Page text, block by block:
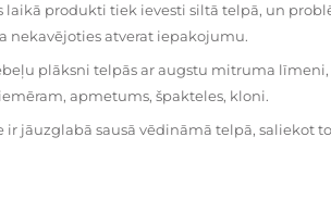
laikā produkti tiek ievesti siltā telpā, un
nekavējoties atverat iepakojumu.
plāksni telpās ar augstu mitruma līmeni,
apmetums, špakteles, kloni.
ir jāuzglabā sausā vēdināmā telpā, saliekot